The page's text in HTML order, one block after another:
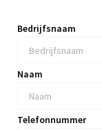
Bedrijfsnaam
Naam
Telefonnummer